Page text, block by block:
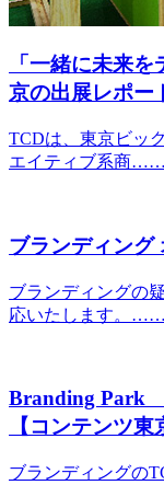
「一緒に未来
京の出展レポー
TCDは、東京ビッ
エイティブ系商
ブランディング
ブランディングの
応いたします。
Branding Park
【コンテンツ
ブランディングの